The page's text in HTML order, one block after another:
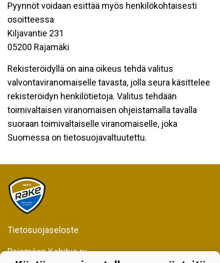
Pyynnöt voidaan esittää myös henkilökohtaisesti
osoitteessa
Kiljavantie 231
05200 Rajamäki
Rekisteröidyllä on aina oikeus tehdä valitus
valvontaviranomaiselle tavasta, jolla seura käsittelee
rekisteröidyn henkilötietoja. Valitus tehdään
toimivaltaisen viranomaisen ohjeistamalla tavalla
suoraan toimivaltaiselle viranomaiselle, joka
Suomessa on tietosuojavaltuutettu.
Tietosuojaseloste
Rajamäen Kehitys ry